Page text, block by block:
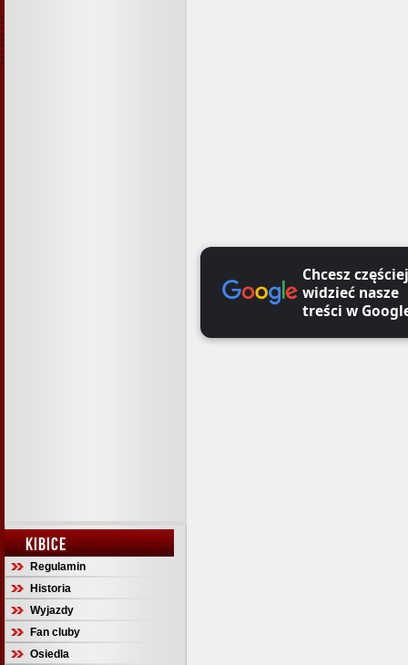
KIBICE
Regulamin
Historia
Wyjazdy
Fan cluby
Osiedla
Chcesz częściej
widzieć nasze
treści w